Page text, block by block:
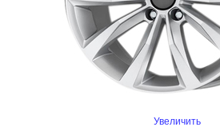
Увеличить